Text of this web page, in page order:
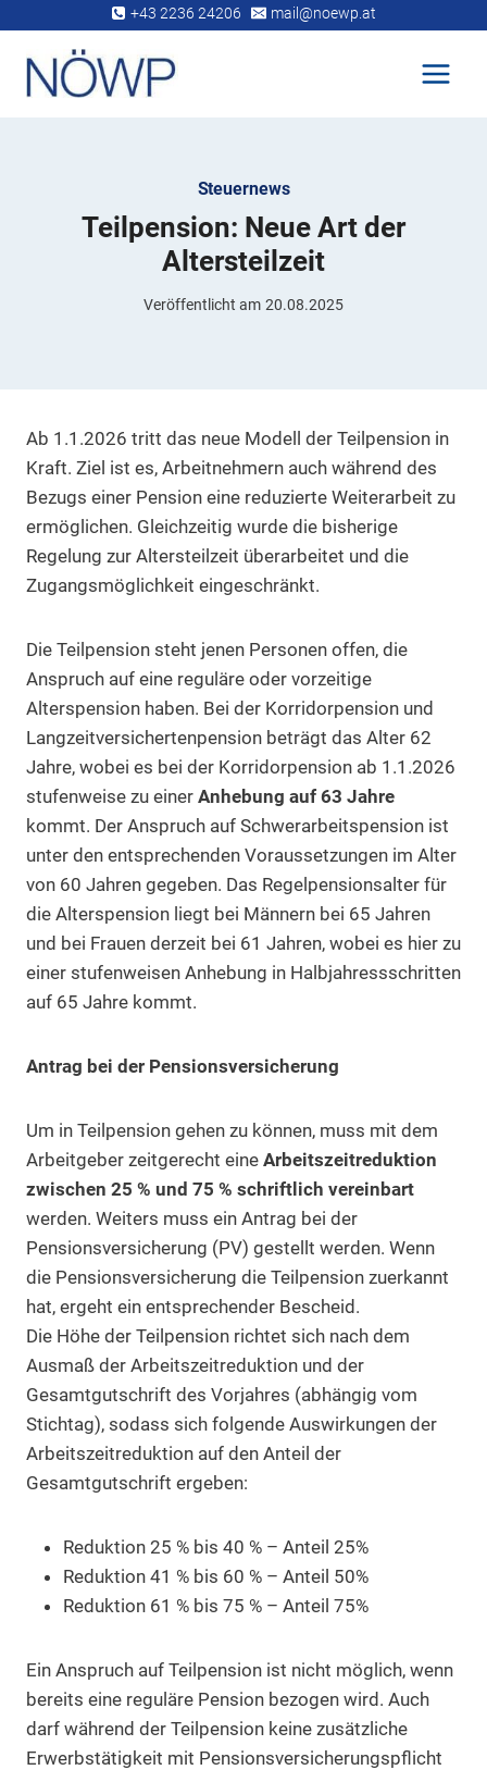
springen
+43 2236 24206 mail@noewp.at
Steuernews
Teilpension: Neue Art der
Altersteilzeit
Veröffentlicht am 20.08.2025
Ab 1.1.2026 tritt das neue Modell der Teilpension in
Kraft. Ziel ist es, Arbeitnehmern auch während des
Bezugs einer Pension eine reduzierte Weiterarbeit zu
ermöglichen. Gleichzeitig wurde die bisherige
Regelung zur Altersteilzeit überarbeitet und die
Zugangsmöglichkeit eingeschränkt.
Die Teilpension steht jenen Personen offen, die
Anspruch auf eine reguläre oder vorzeitige
Alterspension haben. Bei der Korridorpension und
Langzeitversichertenpension beträgt das Alter 62
Jahre, wobei es bei der Korridorpension ab 1.1.2026
stufenweise zu einer Anhebung auf 63 Jahre
kommt. Der Anspruch auf Schwerarbeitspension ist
unter den entsprechenden Voraussetzungen im Alter
von 60 Jahren gegeben. Das Regelpensionsalter für
die Alterspension liegt bei Männern bei 65 Jahren
und bei Frauen derzeit bei 61 Jahren, wobei es hier zu
einer stufenweisen Anhebung in Halbjahressschritten
auf 65 Jahre kommt.
Antrag bei der Pensionsversicherung
Um in Teilpension gehen zu können, muss mit dem
Arbeitgeber zeitgerecht eine Arbeitszeitreduktion
zwischen 25 % und 75 % schriftlich vereinbart
werden. Weiters muss ein Antrag bei der
Pensionsversicherung (PV) gestellt werden. Wenn
die Pensionsversicherung die Teilpension zuerkannt
hat, ergeht ein entsprechender Bescheid.
Die Höhe der Teilpension richtet sich nach dem
Ausmaß der Arbeitszeitreduktion und der
Gesamtgutschrift des Vorjahres (abhängig vom
Stichtag), sodass sich folgende Auswirkungen der
Arbeitszeitreduktion auf den Anteil der
Gesamtgutschrift ergeben:
Reduktion 25 % bis 40 % – Anteil 25%
Reduktion 41 % bis 60 % – Anteil 50%
Reduktion 61 % bis 75 % – Anteil 75%
Ein Anspruch auf Teilpension ist nicht möglich, wenn
bereits eine reguläre Pension bezogen wird. Auch
darf während der Teilpension keine zusätzliche
Erwerbstätigkeit mit Pensionsversicherungspflicht